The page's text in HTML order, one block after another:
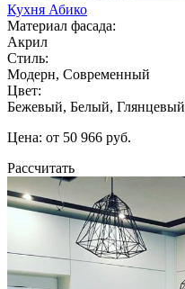
Кухня Абико
Материал фасада:
Акрил
Стиль:
Модерн, Современный
Цвет:
Бежевый, Белый, Глянцевый
Цена: от 50 966 руб.
Рассчитать